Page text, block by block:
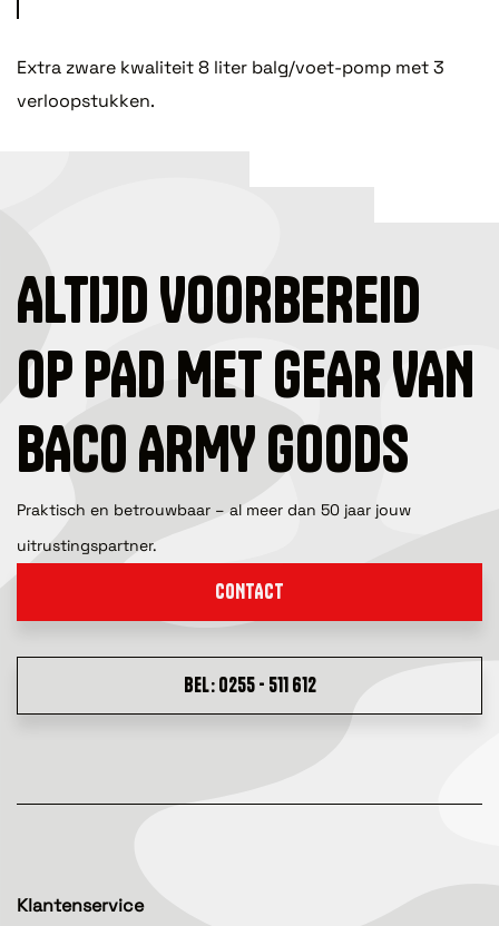
Extra zware kwaliteit 8 liter balg/voet-pomp met 3
verloopstukken.
ALTIJD VOORBEREID
OP PAD MET GEAR VAN
BACO ARMY GOODS
Praktisch en betrouwbaar – al meer dan 50 jaar jouw
uitrustingspartner.
CONTACT
BEL: 0255 - 511 612
Klantenservice